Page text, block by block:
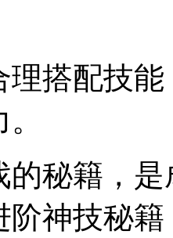
理搭配技
的秘籍，
阶神技秘